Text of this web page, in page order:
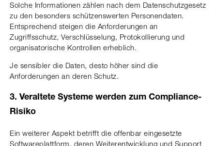
Solche Informationen zählen nach dem Datenschutzgesetz
zu den besonders schützenswerten Personendaten.
Entsprechend steigen die Anforderungen an
Zugriffsschutz, Verschlüsselung, Protokollierung und
organisatorische Kontrollen erheblich.
Je sensibler die Daten, desto höher sind die
Anforderungen an deren Schutz.
3. Veraltete Systeme werden zum Compliance-
Risiko
Ein weiterer Aspekt betrifft die offenbar eingesetzte
Softwareplattform, deren Weiterentwicklung und Support